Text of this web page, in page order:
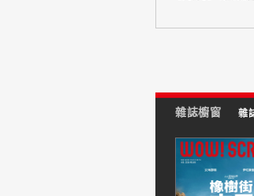
雜誌櫥窗 雜